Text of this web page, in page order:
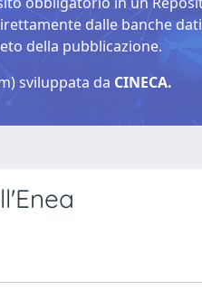
dalle banche
della pubblicazione.
sviluppata da CINECA.